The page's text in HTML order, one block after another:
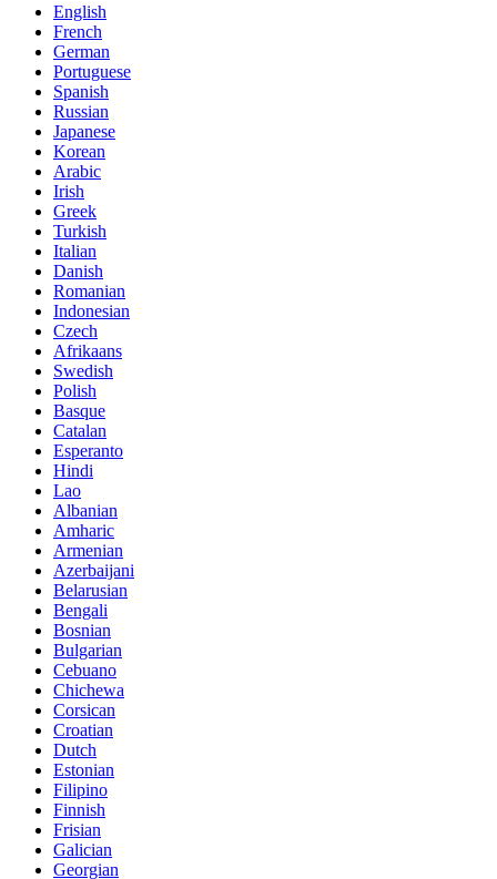
English
French
German
Portuguese
Spanish
Russian
Japanese
Korean
Arabic
Irish
Greek
Turkish
Italian
Danish
Romanian
Indonesian
Czech
Afrikaans
Swedish
Polish
Basque
Catalan
Esperanto
Hindi
Lao
Albanian
Amharic
Armenian
Azerbaijani
Belarusian
Bengali
Bosnian
Bulgarian
Cebuano
Chichewa
Corsican
Croatian
Dutch
Estonian
Filipino
Finnish
Frisian
Galician
Georgian